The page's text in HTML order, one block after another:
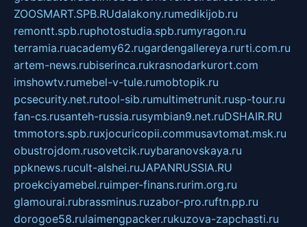
ZOOSMART.SPB.RUdalakony.rumedikijob.ru
remontt.spb.ruphotostudia.spb.rumyragon.ru
terramia.ruacademy62.rugardengallereya.rurti.com.ru
artem-news.rubiserinca.rukrasnodarkurort.com
imshowtv.rumebel-v-tule.rumobtopik.ru
pcsecurity.net.rutool-sib.rumultimetrunit.rusp-tour.ru
fan-cs.rusanteh-russia.rusymbian9.net.ruDSHAIR.RU
tmmotors.spb.ruxjocuricopii.commusavtomat.msk.ru
obustrojdom.rusovetcik.ruybaranovskaya.ru
ppknews.rucult-alshei.ruJAPANRUSSIA.RU
proekciyamebel.ruimper-finans.rurim.org.ru
glamourai.rubrassminus.ruzabor-pro.ruftn.pp.ru
dorogoe58.rulaimengpacker.rukuzova-zapchasti.ru